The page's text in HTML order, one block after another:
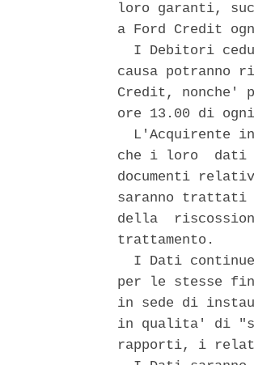
loro garanti,
a Ford Credit
I Debitori
causa potranno
Credit, nonche'
ore 13.00 di
L'Acquirente
che i loro  dati
documenti
saranno trattati
della
trattamento.
I Dati
per le stesse
in sede di
in qualita' di
rapporti, i